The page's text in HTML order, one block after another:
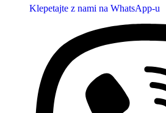
Klepetajte z nami na WhatsApp-u